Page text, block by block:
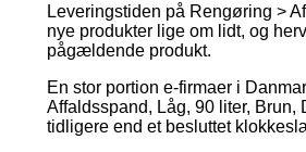
Leveringstiden på Rengøring >
nye produkter lige om lidt, og
pågældende produkt.
En stor portion e-firmaer i
Affaldsspand, Låg, 90 liter, Brun,
tidligere end et besluttet